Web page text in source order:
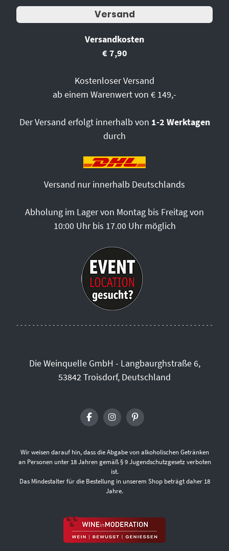
Versand
Versandkosten
€ 7,90
Kostenloser Versand
ab einem Warenwert von € 149,-
Der Versand erfolgt innerhalb von 1-2 Werktagen
durch
Versand nur innerhalb Deutschlands
Abholung im Lager von Montag bis Freitag von
10:00 Uhr bis 17.00 Uhr möglich
Die Weinquelle GmbH - Langbaurghstraße 6,
53842 Troisdorf, Deutschland
Wir weisen darauf hin, dass die Abgabe von alkoholischen Getränken
an Personen unter 18 Jahren gemäß § 9 Jugendschutzgesetz verboten
ist.
Das Mindestalter für die Bestellung in unserem Shop beträgt daher 18
Jahre.